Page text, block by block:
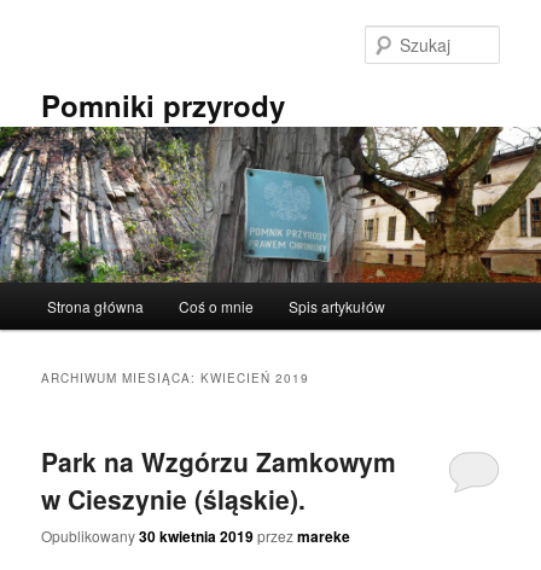
Pomniki przyrody
Strona główna Coś o mnie Spis artykułów
ARCHIWUM MIESIĄCA:KWIECIEŃ 2019
Park na Wzgórzu Zamkowym
w Cieszynie (śląskie).
Opublikowany30 kwietnia 2019przezmareke